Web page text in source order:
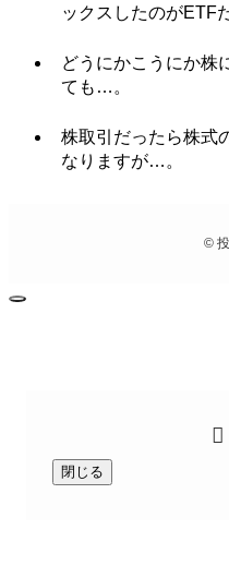
ックスしたのがETF
どうにかこうにか株
ても…。
株取引だったら株式
なりますが…。
©投
閉じる